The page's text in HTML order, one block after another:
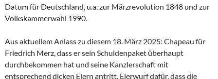
Datum für Deutschland, u.a. zur Märzrevolution 1848 und zur
Volkskammerwahl 1990.
Aus aktuellem Anlass zu diesem 18. März 2025: Chapeau für
Friedrich Merz, dass er sein Schuldenpaket überhaupt
durchbekommen hat und seine Kanzlerschaft mit
entsprechend dicken Eiern antritt. Eierwurf dafür, dass die